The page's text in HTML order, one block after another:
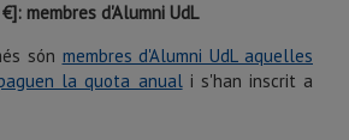
membres d'Alumni UdL
són membres d'Alumni UdL aquelles
la quota anuali s'han inscrit a